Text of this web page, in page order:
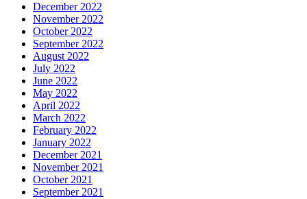
December 2022
November 2022
October 2022
September 2022
August 2022
July 2022
June 2022
May 2022
April 2022
March 2022
February 2022
January 2022
December 2021
November 2021
October 2021
September 2021